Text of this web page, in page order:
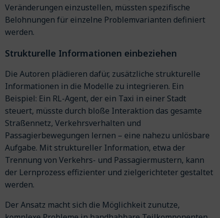
Veränderungen einzustellen, müssten spezifische
Belohnungen für einzelne Problemvarianten definiert
werden.
Strukturelle Informationen einbeziehen
Die Autoren plädieren dafür, zusätzliche strukturelle
Informationen in die Modelle zu integrieren. Ein
Beispiel: Ein RL-Agent, der ein Taxi in einer Stadt
steuert, müsste durch bloße Interaktion das gesamte
Straßennetz, Verkehrsverhalten und
Passagierbewegungen lernen – eine nahezu unlösbare
Aufgabe. Mit struktureller Information, etwa der
Trennung von Verkehrs- und Passagiermustern, kann
der Lernprozess effizienter und zielgerichteter gestaltet
werden.
Der Ansatz macht sich die Möglichkeit zunutze,